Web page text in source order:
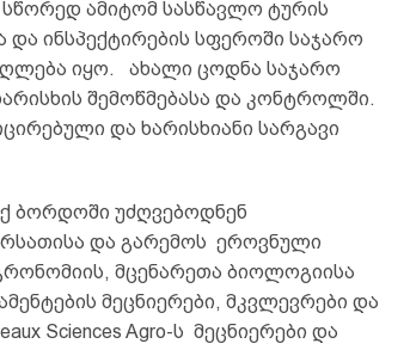
ამიტომ სასწავლო ტურის
და ინსპექტირების სფეროში საჯარო
იყო. ახალი ცოდნა საჯარო
შემოწმებასა და კონტროლში.
და ხარისხიანი სარგავი
ბორდოში უძღვებოდნენ
და გარემოს ეროვნული
მცენარეთა ბიოლოგიისა
მეცნიერები, მკვლევრები და
Sciences Agro-ს მეცნიერები და